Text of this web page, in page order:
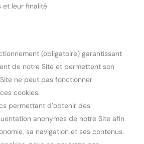
et leur finalité
(obligatoire) garantissant
de notre Site et permettent son
ne peut pas fonctionner
cookies.
permettant d’obtenir des
anonymes de notre Site afin
sa navigation et ses contenus.